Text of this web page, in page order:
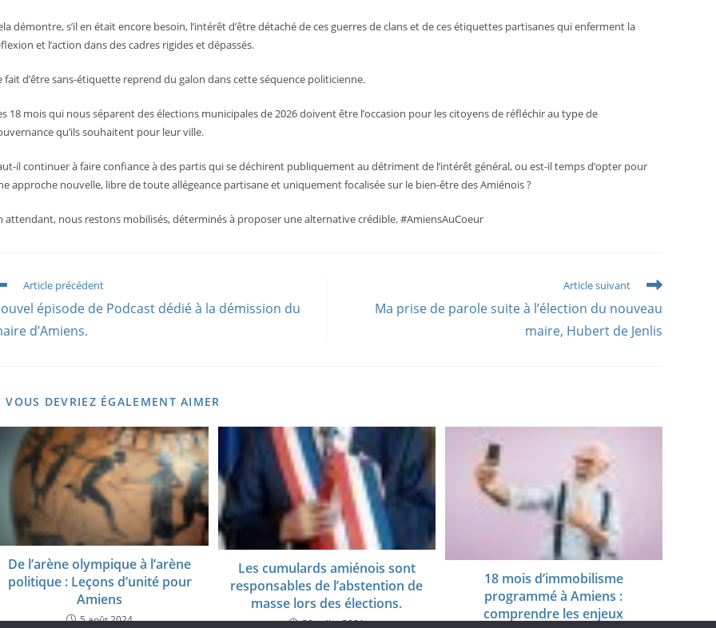
démontre, s’il en était encore besoin, l’intérêt d’être détaché de ces guerres de clans et de ces étiquettes partisanes qui enferment la
et l’action dans des cadres rigides et dépassés.
fait d’être sans-étiquette reprend du galon dans cette séquence politicienne.
18 mois qui nous séparent des élections municipales de 2026 doivent être l’occasion pour les citoyens de réfléchir au type de
qu’ils souhaitent pour leur ville.
il continuer à faire confiance à des partis qui se déchirent publiquement au détriment de l’intérêt général, ou est-il temps d’opter pour
approche nouvelle, libre de toute allégeance partisane et uniquement focalisée sur le bien-être des Amiénois ?
attendant, nous restons mobilisés, déterminés à proposer une alternative crédible. #AmiensAuCoeur
Article précédent
épisode de Podcast dédié à la démission du
d’Amiens.
Article suivant
Ma prise de parole suite à l’élection du nouveau
maire, Hubert de Jenlis
VOUS DEVRIEZ ÉGALEMENT AIMER
De l’arène olympique à l’arène
politique : Leçons d’unité pour
Amiens
5 août 2024
Les cumulards amiénois sont
responsables de l’abstention de
masse lors des élections.
29 juillet 2021
18 mois d’immobilisme
programmé à Amiens :
comprendre les enjeux